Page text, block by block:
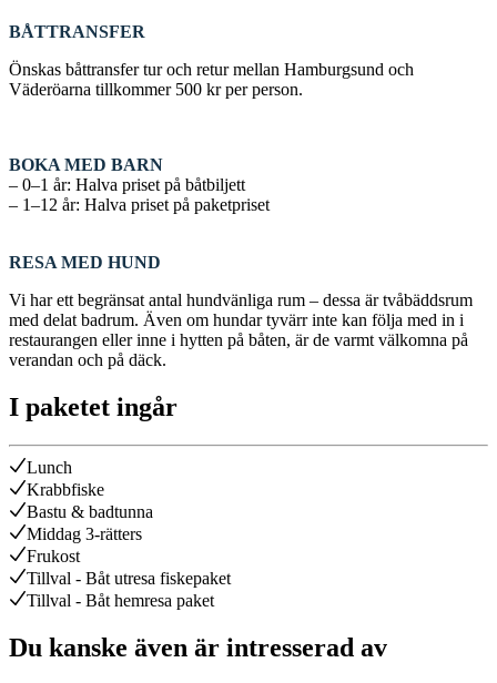
BÅTTRANSFER
Önskas båttransfer tur och retur mellan Hamburgsund och
Väderöarna tillkommer 500 kr per person.
BOKA MED BARN
– 0–1 år: Halva priset på båtbiljett
– 1–12 år: Halva priset på paketpriset
RESA MED HUND
Vi har ett begränsat antal hundvänliga rum – dessa är tvåbäddsrum
med delat badrum. Även om hundar tyvärr inte kan följa med in i
restaurangen eller inne i hytten på båten, är de varmt välkomna på
verandan och på däck.
I paketet ingår
Lunch
Krabbfiske
Bastu & badtunna
Middag 3-rätters
Frukost
Tillval - Båt utresa fiskepaket
Tillval - Båt hemresa paket
Du kanske även är intresserad av